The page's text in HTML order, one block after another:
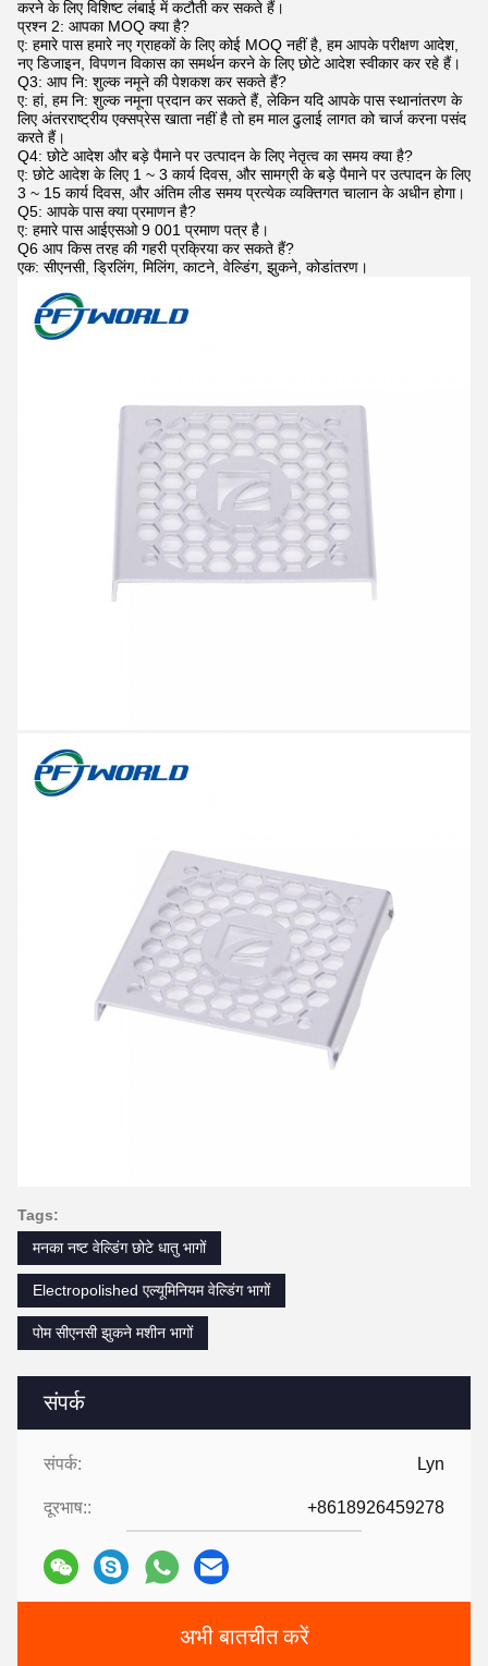
संपर्क
संपर्क: Lyn
दूरभाष:: +8618926459278
अभी बातचीत करें
करने के लिए विशिष्ट लंबाई में कटौती कर सकते हैं।
प्रश्न 2: आपका MOQ क्या है?
ए: हमारे पास हमारे नए ग्राहकों के लिए कोई MOQ नहीं है, हम आपके परीक्षण आदेश,
नए डिजाइन, विपणन विकास का समर्थन करने के लिए छोटे आदेश स्वीकार कर रहे हैं।
Q3: आप नि: शुल्क नमूने की पेशकश कर सकते हैं?
ए: हां, हम नि: शुल्क नमूना प्रदान कर सकते हैं, लेकिन यदि आपके पास स्थानांतरण के
लिए अंतरराष्ट्रीय एक्सप्रेस खाता नहीं है तो हम माल ढुलाई लागत को चार्ज करना पसंद
करते हैं।
Q4: छोटे आदेश और बड़े पैमाने पर उत्पादन के लिए नेतृत्व का समय क्या है?
ए: छोटे आदेश के लिए 1 ~ 3 कार्य दिवस, और सामग्री के बड़े पैमाने पर उत्पादन के लिए
3 ~ 15 कार्य दिवस, और अंतिम लीड समय प्रत्येक व्यक्तिगत चालान के अधीन होगा।
Q5: आपके पास क्या प्रमाणन है?
ए: हमारे पास आईएसओ 9 001 प्रमाण पत्र है।
Q6 आप किस तरह की गहरी प्रक्रिया कर सकते हैं?
एक: सीएनसी, ड्रिलिंग, मिलिंग, काटने, वेल्डिंग, झुकने, कोडांतरण।
Tags:
मनका नष्ट वेल्डिंग छोटे धातु भागों
Electropolished एल्यूमिनियम वेल्डिंग भागों
पोम सीएनसी झुकने मशीन भागों